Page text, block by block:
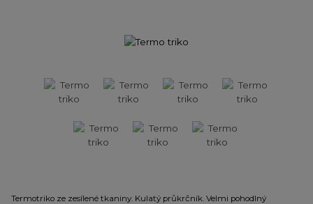
Termotriko ze zesílené tkaniny. Kulatý průkrčník. Velmi pohodlný